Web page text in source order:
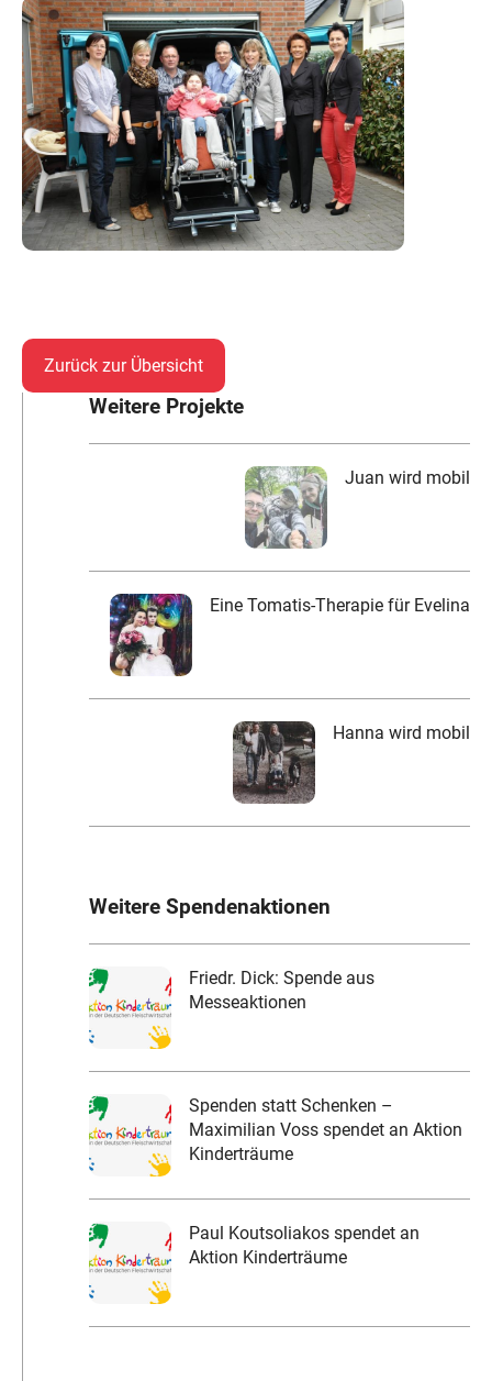
Zurück zur Übersicht
Weitere Projekte
Juan wird mobil
Eine Tomatis-Therapie für Evelina
Hanna wird mobil
Weitere Spendenaktionen
Friedr. Dick: Spende aus
Messeaktionen
Spenden statt Schenken –
Maximilian Voss spendet an Aktion
Kinderträume
Paul Koutsoliakos spendet an
Aktion Kinderträume